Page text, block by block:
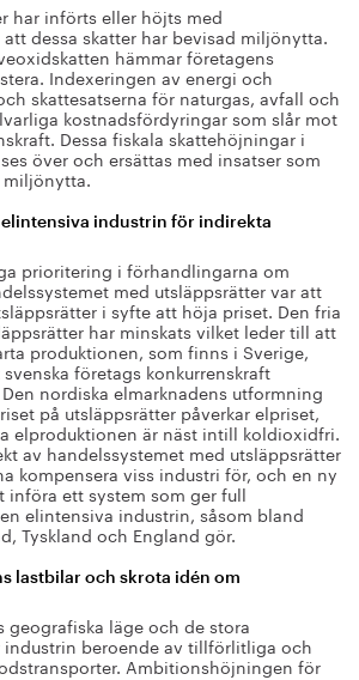
har införts eller höjts med
dessa skatter har bevisad miljönytta.
hämmar företagens
Indexeringen av energi och
skattesatserna för naturgas, avfall och
kostnadsfördyringar som slår mot
Dessa fiskala skattehöjningar i
över och ersättas med insatser som
miljönytta.
elintensiva industrin för indirekta
prioritering i förhandlingarna om
med utsläppsrätter var att
i syfte att höja priset. Den fria
har minskats vilket leder till att
produktionen, som finns i Sverige,
företags konkurrenskraft
nordiska elmarknadens utformning
på utsläppsrätter påverkar elpriset,
elproduktionen är näst intill koldioxidfri.
av handelssystemet med utsläppsrätter
kompensera viss industri för, och en ny
införa ett system som ger full
elintensiva industrin, såsom bland
Tyskland och England gör.
lastbilar och skrota idén om
geografiska läge och de stora
beroende av tillförlitliga och
Ambitionshöjningen för